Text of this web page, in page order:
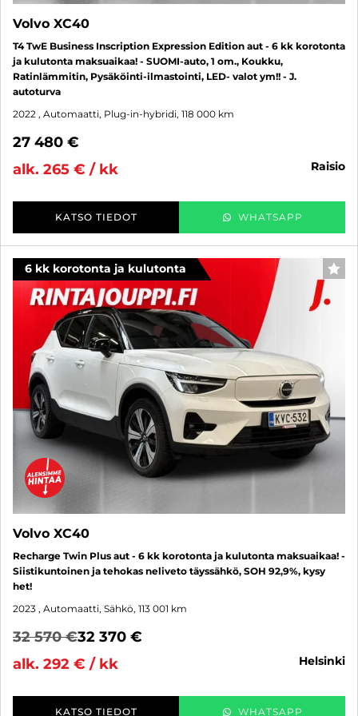
Volvo XC40
T4 TwE Business Inscription Expression Edition aut - 6 kk korotonta
ja kulutonta maksuaikaa! - SUOMI-auto, 1 om., Koukku,
Ratinlämmitin, Pysäköinti-ilmastointi, LED- valot ym!! - J.
autoturva
2022 , Automaatti, Plug-in-hybridi, 118 000 km
27 480 €
alk. 265 € / kk
raisio
KATSO TIEDOT WHATSAPP
6 kk korotonta ja kulutonta
Volvo XC40
Recharge Twin Plus aut - 6 kk korotonta ja kulutonta maksuaikaa! -
Siistikuntoinen ja tehokas neliveto täyssähkö, SOH 92,9%, kysy
het!
2023 , Automaatti, Sähkö, 113 001 km
32 570 €32 370 €
alk. 292 € / kk
helsinki
KATSO TIEDOT WHATSAPP